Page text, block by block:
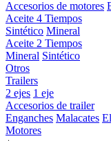
Accesorios de motores
Aceite 4 Tiempos
Sintético Mineral
Aceite 2 Tiempos
Mineral Sintético
Otros
Trailers
2 ejes 1 eje
Accesorios de trailer
Enganches Malacates
Motores